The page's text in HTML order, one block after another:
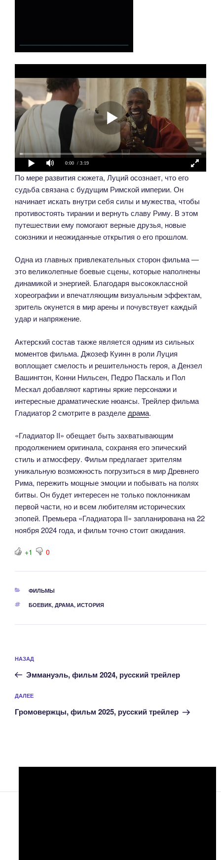
0:00 / 3:19
По мере развития сюжета, Луций осознает, что его
судьба связана с будущим Римской империи. Он
начинает искать внутри себя силы и мужества, чтобы
противостоять тирании и вернуть славу Риму. В этом
путешествии ему помогают верные друзья, новые
союзники и неожиданные открытия о его прошлом.
Одна из главных привлекательных сторон фильма —
это великолепные боевые сцены, которые наполнены
динамикой и энергией. Благодаря высококлассной
хореографии и впечатляющим визуальным эффектам,
зритель окунется в мир арены и почувствует каждый
удар и напряжение.
Актерский состав также является одним из сильных
моментов фильма. Джозеф Куинн в роли Луция
воплощает смелость и решительность героя, а Дензел
Вашингтон, Конни Нильсен, Педро Паскаль и Пол
Мескал добавляют картины яркие персонажи и
интересные драматические нюансы. Трейлер фильма
Гладиатор 2 смотрите в разделе драма.
«Гладиатор II» обещает быть захватывающим
продолжением оригинала, сохраняя его эпический
стиль и атмосферу. Фильм предлагает зрителям
уникальную возможность погрузиться в мир Древнего
Рима, пережить мощные эмоции и побывать на полях
битвы. Он будет интересен не только поклонникам
первой части, но и всем любителям исторических
эпопей. Премьера «Гладиатора II» запланирована на 22
ноября 2024 года, и фильм точно стоит ожидания.
+1 0
РУБРИКИ
ФИЛЬМЫ
МЕТКИ
БОЕВИК, ДРАМА, ИСТОРИЯ
по
записям
Предыдущая
запись:
НАЗАД
Эммануэль, фильм 2024, русский трейлер
Следующая
запись
ДАЛЕЕ
Громовержцы, фильм 2025, русский трейлер